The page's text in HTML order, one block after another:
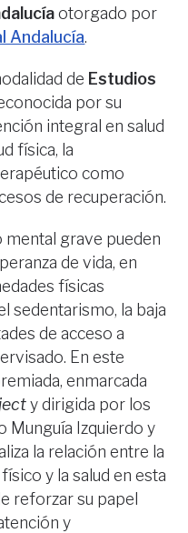
otorgado por
Andalucía.
de Estudios
por su
integral en salud
física, la
como
de recuperación.
grave pueden
de vida, en
físicas
sedentarismo, la baja
de acceso a
En este
enmarcada
y dirigida por los
Munguía Izquierdo y
la relación entre la
y la salud en esta
reforzar su papel
y